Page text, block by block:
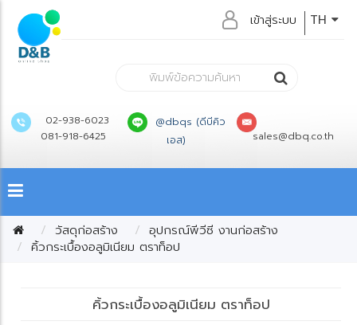
TH
เข้าสู่ระบบ
02-938-6023
081-918-6425
@dbqs (ดีบีคิว
เอส)
sales@dbq.co.th
วัสดุก่อสร้าง
อุปกรณ์พีวีซี งานก่อสร้าง
คิ้วกระเบื้องอลูมิเนียม ตราท็อป
คิ้วกระเบื้องอลูมิเนียม ตราท็อป